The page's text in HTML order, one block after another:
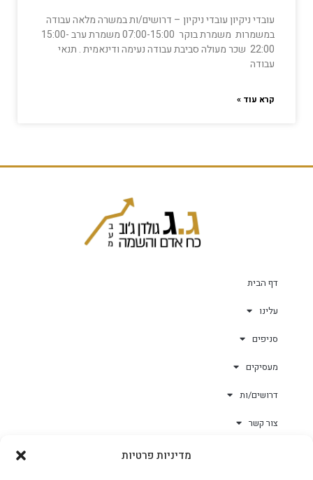
מדיניות פרטיות
עובדי ניקיון עובדי ניקיון – דרושים/ות במשרה מלאה עבודה
במשמרות משמרת בוקר 07:00-15:00 משמרת ערב 15:00-
22:00 שכר מעולה סביבת עבודה נעימה ודינאמית . תנאי
עבודה
קרא עוד »
דף הבית
עלינו
סניפים
מעסיקים
דרושים/ות
צור קשר